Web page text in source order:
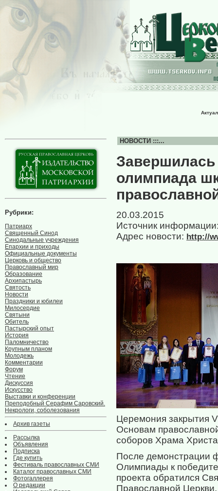
Рубрики:
Патриарх
Священный Синод
Синодальные учреждения
Епархии и приходы
Официальные документы
Церковь и общество
Православный мир
Образование
Архипастырь
Святость
Новости
Праздники и юбилеи
Милосердие
Святыни
Обитель
Пастырский опыт
История
Паломничество
Крупным планом
Молодежь
Комментарии
Форум
Чтение
Дискуссия
Искусство
Выставки и конференции
Преподобный Серафим Саровский.
Некрологи, соболезования
Архив газеты
Рассылка
Объявления
Подписка
Где купить
Фестиваль православных СМИ
Каталог православных СМИ
Фотогаллерея
О редакции
НОВОСТИ :::...
олимпиада
20.03.2015
Источник
Адрес новости: http://
Церемония закрытия
Основам
соборов Храма
После демонстрации
Олимпиады к
проекта обратился
Православной